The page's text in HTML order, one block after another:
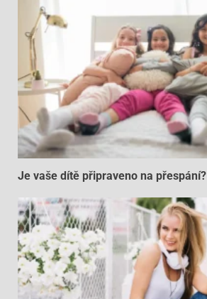
Je vaše dítě připraveno na přespání?